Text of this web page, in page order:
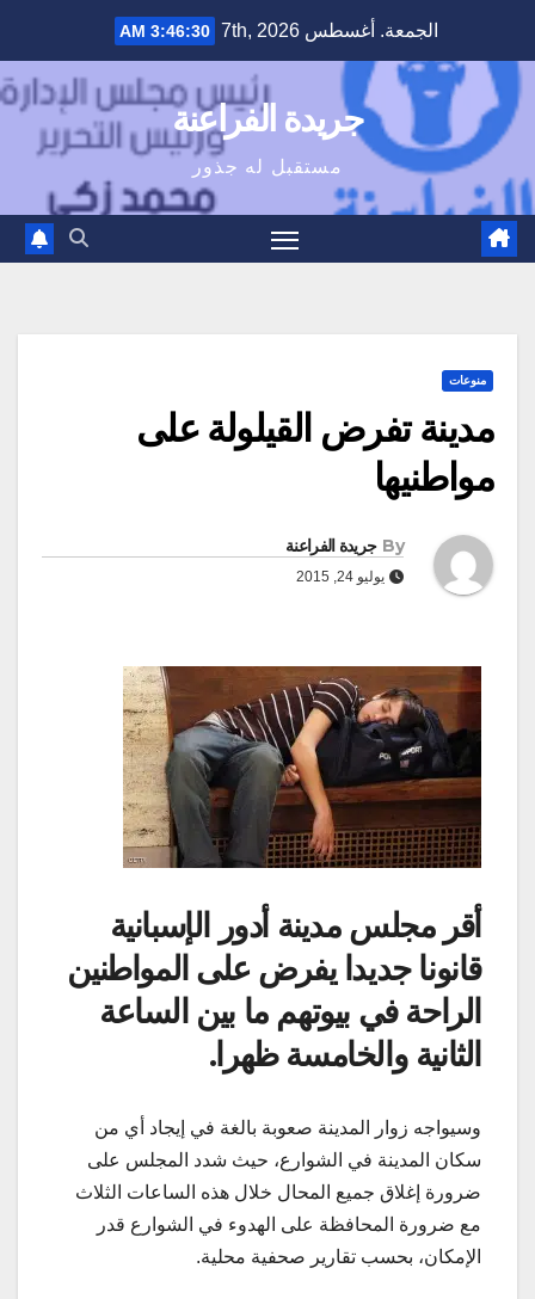
content
الجمعة. أغسطس 7th, 2026 3:46:31 AM
جريدة الفراعنة
مستقبل له جذور
منوعات
مدينة تفرض القيلولة على
مواطنيها
By جريدة الفراعنة
يوليو 24, 2015
أقر مجلس مدينة أدور الإسبانية
قانونا جديدا يفرض على المواطنين
الراحة في بيوتهم ما بين الساعة
الثانية والخامسة ظهرا.
وسيواجه زوار المدينة صعوبة بالغة في إيجاد أي من
سكان المدينة في الشوارع، حيث شدد المجلس على
ضرورة إغلاق جميع المحال خلال هذه الساعات الثلاث
مع ضرورة المحافظة على الهدوء في الشوارع قدر
الإمكان، بحسب تقارير صحفية محلية.